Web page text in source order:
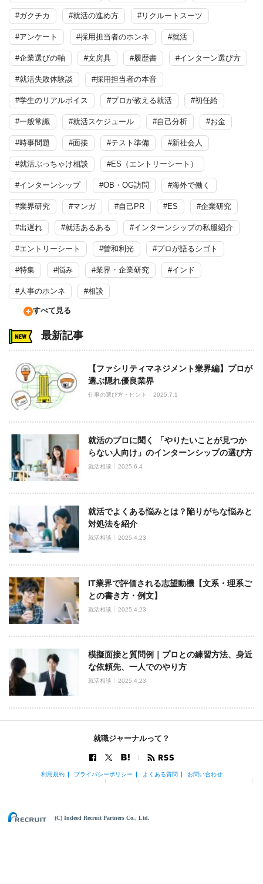
#ガクチカ #就活の進め方 #リクルートスーツ
#アンケート #採用担当者のホンネ #就活
#企業選びの軸 #文房具 #履歴書 #インターン選び方
#就活失敗体験談 #採用担当者の本音
#学生のリアルボイス #プロが教える就活 #初任給
#一般常識 #就活スケジュール #自己分析 #お金
#時事問題 #面接 #テスト準備 #新社会人
#就活ぶっちゃけ相談 #ES（エントリーシート）
#インターンシップ #OB・OG訪問 #海外で働く
#業界研究 #マンガ #自己PR #ES #企業研究
#出遅れ #就活あるある #インターンシップの私服紹介
#エントリーシート #曽和利光 #プロが語るシゴト
#特集 #悩み #業界・企業研究 #インド
#人事のホンネ #相談
すべて見る
最新記事
【ファシリティマネジメント業界編】プロが
選ぶ隠れ優良業界
仕事の選び方・ヒント 2025.7.1
就活のプロに聞く 「やりたいことが見つか
らない人向け」のインターンシップの選び方
就活相談 2025.6.4
就活でよくある悩みとは？陥りがちな悩みと
対処法を紹介
就活相談 2025.4.23
IT業界で評価される志望動機【文系・理系ご
との書き方・例文】
就活相談 2025.4.23
模擬面接と質問例｜プロとの練習方法、身近
な依頼先、一人でのやり方
就活相談 2025.4.23
就職ジャーナルって？
利用規約 プライバシーポリシー よくある質問 お問い合わせ
(C) Indeed Recruit Partners Co., Ltd.